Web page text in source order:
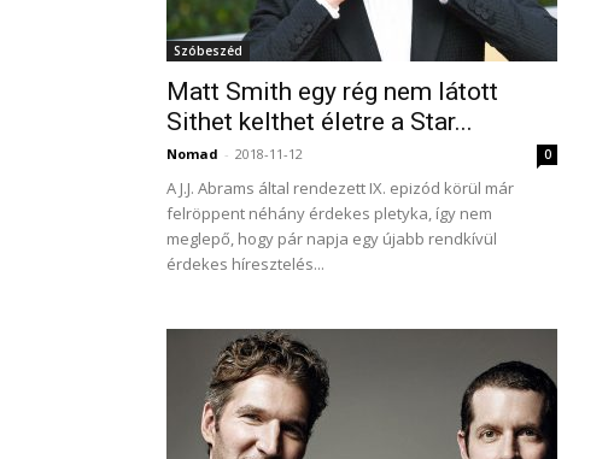
Szóbeszéd
Matt Smith egy rég nem látott
Sithet kelthet életre a Star...
Nomad - 2018-11-12 0
A J.J. Abrams által rendezett IX. epizód körül már
felröppent néhány érdekes pletyka, így nem
meglepő, hogy pár napja egy újabb rendkívül
érdekes híresztelés...